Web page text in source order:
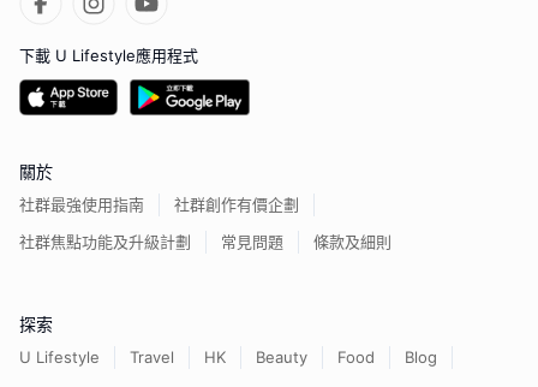
下載 U Lifestyle應用程式
關於
社群最強使用指南
社群創作有價企劃
社群焦點功能及升級計劃
常見問題 條款及細則
探索
U Lifestyle Travel HK Beauty Food
Blog